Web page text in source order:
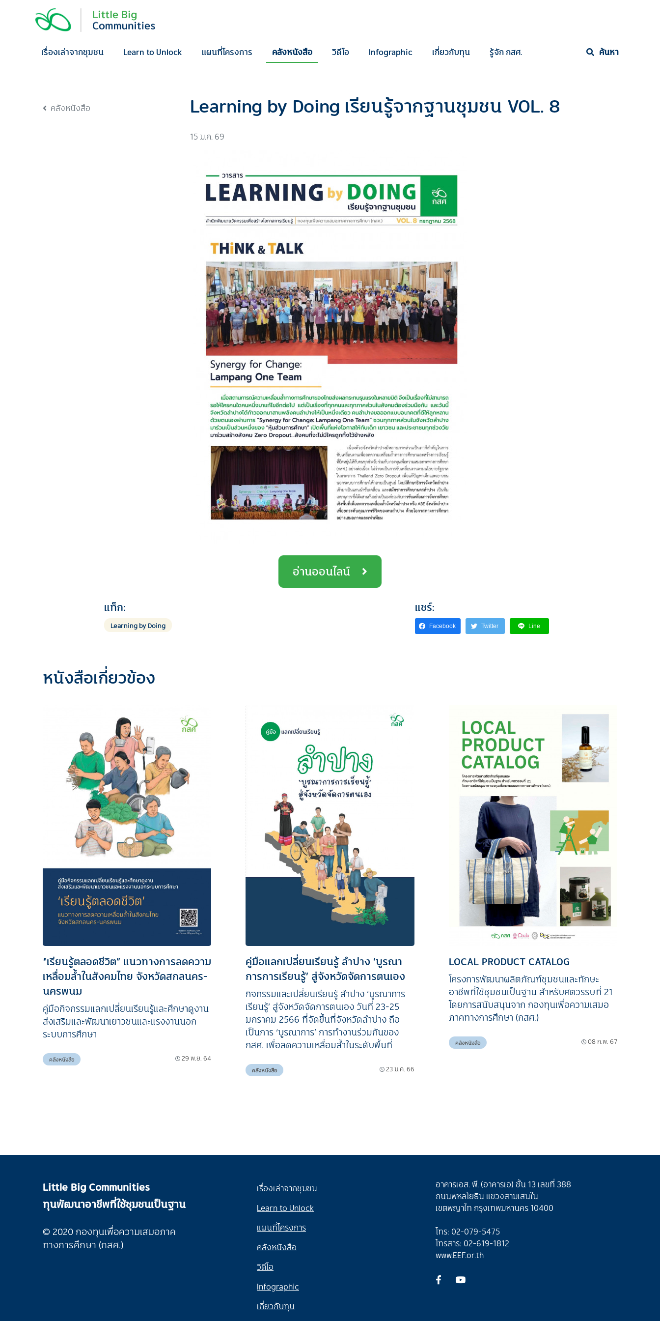
เรื่องเล่าจากชุมชน
Learn to Unlock แผนที่โครงการ คลังหนังสือ วิดีโอ Infographic เกี่ยวกับทุน รู้จัก กสศ. ค้นหา
คลังหนังสือ Learning by Doing เรียนรู้จากฐานชุมชน VOL. 8
15 ม.ค. 69
อ่านออนไลน์
แท็ก:
Learning by Doing
แชร์:
Facebook Twitter Line
หนังสือเกี่ยวข้อง
“เรียนรู้ตลอดชีวิต” แนวทางการลดความ
เหลื่อมล้ำในสังคมไทย จังหวัดสกลนคร-
นครพนม
คู่มือกิจกรรมแลกเปลี่ยนเรียนรู้และศึกษาดูงาน
ส่งเสริมและพัฒนาเยาวชนและแรงงานนอก
ระบบการศึกษา
คลังหนังสือ 29 พ.ย. 64
คู่มือแลกเปลี่ยนเรียนรู้ ลำปาง ‘บูรณา
การการเรียนรู้’ สู่จังหวัดจัดการตนเอง
กิจกรรมและเปลี่ยนเรียนรู้ ลำปาง ‘บูรณาการ
เรียนรู้’ สู่จังหวัดจัดการตนเอง วันที่ 23-25
มกราคม 2566 ที่จัดขึ้นที่จังหวัดลำปาง ถือ
เป็นการ ‘บูรณาการ’ การทำงานร่วมกันของ
กสศ. เพื่อลดความเหลื่อมล้ำในระดับพื้นที่
คลังหนังสือ 23 ม.ค. 66
LOCAL PRODUCT CATALOG
โครงการพัฒนาผลิตภัณฑ์ชุมชนและทักษะ
อาชีพที่ใช้ชุมชนเป็นฐาน สำหรับศตวรรษที่ 21
โดยการสนับสนุนจาก กองทุนเพื่อความเสมอ
ภาคทางการศึกษา (กสศ.)
คลังหนังสือ 08 ก.พ. 67
Little Big Communities
ทุนพัฒนาอาชีพที่ใช้ชุมชนเป็นฐาน
© 2020 กองทุนเพื่อความเสมอภาค
ทางการศึกษา (กสศ.)
เรื่องเล่าจากชุมชน
Learn to Unlock
แผนที่โครงการ
คลังหนังสือ
วิดีโอ
Infographic
เกี่ยวกับทุน
อาคารเอส. พี. (อาคารเอ) ชั้น 13 เลขที่ 388
ถนนพหลโยธิน แขวงสามเสนใน
เขตพญาไท กรุงเทพมหานคร 10400
โทร: 02-079-5475
โทรสาร: 02-619-1812
www.EEF.or.th